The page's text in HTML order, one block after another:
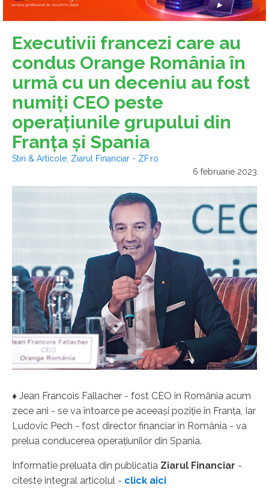
Executivii francezi care au
condus Orange România în
urmă cu un deceniu au fost
numiţi CEO peste
operaţiunile grupului din
Franţa şi Spania
Stiri & Articole Ziarul Financiar - ZF.ro
6 februarie 2023
♦ Jean Francois Fallacher - fost CEO în România acum
zece ani - se va întoarce pe aceeaşi poziţie în Franţa, Iar
Ludovic Pech - fost director financiar în România - va
prelua conducerea operaţiunilor din Spania.
Informatie preluata din publicatia Ziarul Financiar -
citeste integral articolul - click aici